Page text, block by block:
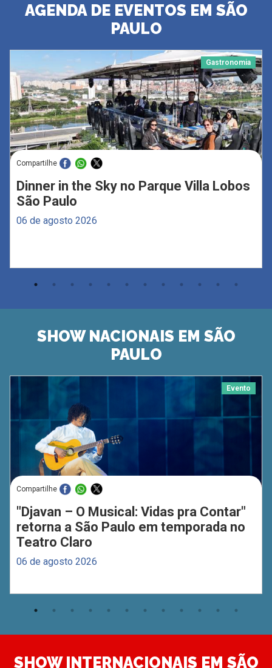
AGENDA DE EVENTOS EM SÃO
PAULO
Gastronomia
Compartilhe
Dinner in the Sky no Parque Villa Lobos
São Paulo
06 de agosto 2026
SHOW NACIONAIS EM SÃO
PAULO
Evento
Compartilhe
"Djavan – O Musical: Vidas pra Contar"
retorna a São Paulo em temporada no
Teatro Claro
06 de agosto 2026
SHOW INTERNACIONAIS EM SÃO